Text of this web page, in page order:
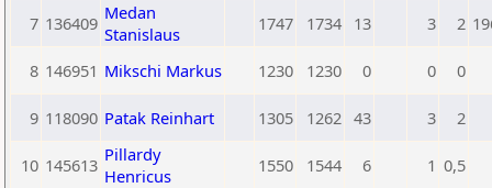
7 136409 Medan
Stanislaus
1747 1734 13 3 2
8 146951 Mikschi Markus 1230 1230 0 0 0
9 118090 Patak Reinhart 1305 1262 43 3 2
10 145613 Pillardy
Henricus
1550 1544 6 1 0,5